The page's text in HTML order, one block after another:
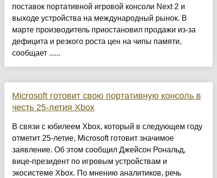
поставок портативной игровой консоли Next 2 и
выходе устройства на международный рынок. В
марте производитель приостановил продажи из-за
дефицита и резкого роста цен на чипы памяти,
сообщает ......
Microsoft готовит свою портативную консоль в
честь 25-летия Xbox
В связи с юбилеем Xbox, который в следующем году
отметит 25-летие, Microsoft готовит значимое
заявление. Об этом сообщил Джейсон Рональд,
вице-президент по игровым устройствам и
экосистеме Xbox. По мнению аналитиков, речь